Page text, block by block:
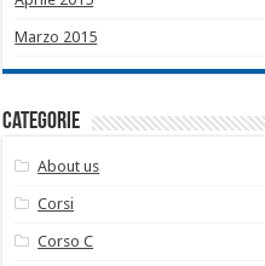
Marzo 2015
Categorie
About us
Corsi
Corso C